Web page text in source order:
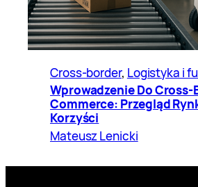
Cross-border, Logistyka i
Wprowadzenie Do Cross-
Commerce: Przegląd
Korzyści
Mateusz Lenicki